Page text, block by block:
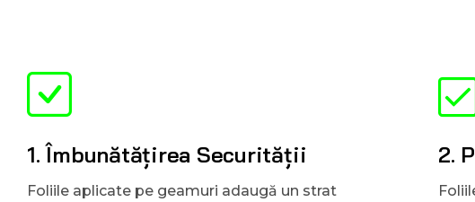
1. Îmbunătățirea Securității
Foliile aplicate pe geamuri adaugă un strat
2.